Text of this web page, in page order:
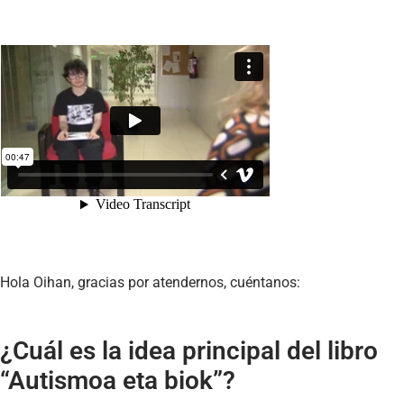
Hola Oihan, gracias por atendernos, cuéntanos:
¿Cuál es la idea principal del libro
“Autismoa eta biok”?